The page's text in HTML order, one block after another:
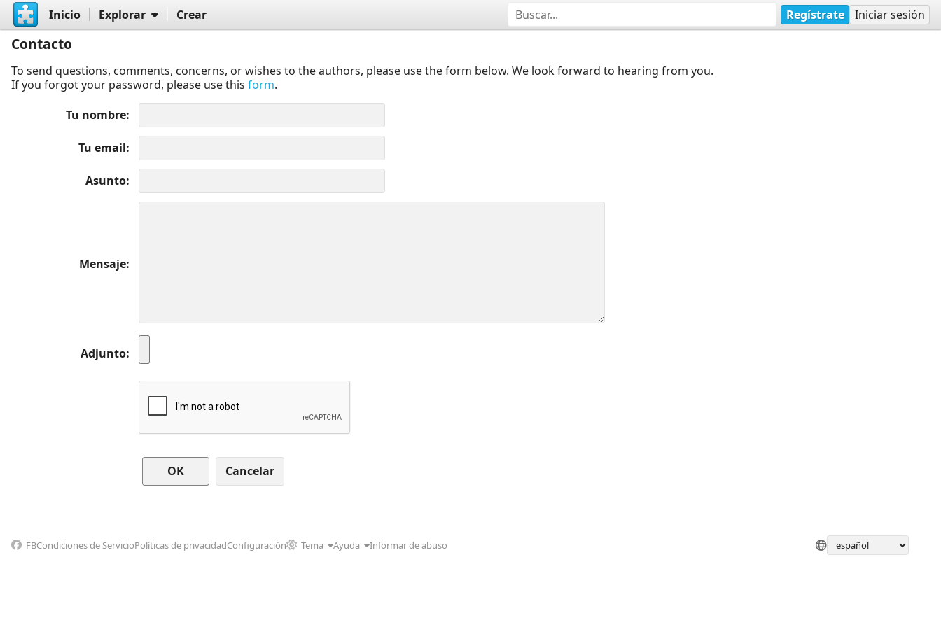
Inicio Explorar Crear Regístrate Iniciar sesión
Contacto
To send questions, comments, concerns, or wishes to the authors, please use the form below. We look forward to hearing from you.
If you forgot your password, please use this form.
Tu nombre
Tu email
Asunto
Mensaje
Adjunto
Cancelar
FBCondiciones de ServicioPolíticas de privacidadConfiguración Tema Ayuda Informar de abuso